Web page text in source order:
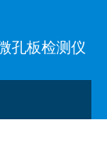
孔板检测仪